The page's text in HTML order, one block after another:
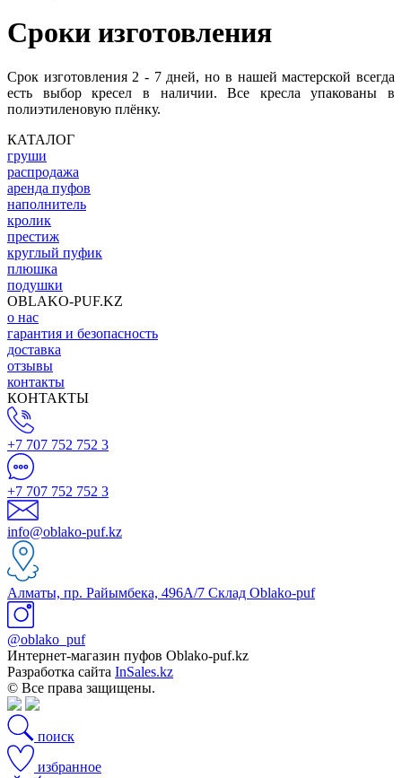
Сроки изготовления
Срок изготовления 2 - 7 дней, но в нашей мастерской всегда
есть выбор кресел в наличии. Все кресла упакованы в
полиэтиленовую плёнку.
КАТАЛОГ
груши
распродажа
аренда пуфов
наполнитель
кролик
престиж
круглый пуфик
плюшка
подушки
OBLAKO-PUF.KZ
о нас
гарантия и безопасность
доставка
отзывы
контакты
КОНТАКТЫ
+7 707 752 752 3
+7 707 752 752 3
info@oblako-puf.kz
Алматы, пр. Райымбека, 496А/7 Склад Oblako-puf
@oblako_puf
Интернет-магазин пуфов Oblako-puf.kz
Разработка сайта InSales.kz
© Все права защищены.
поиск
избранное